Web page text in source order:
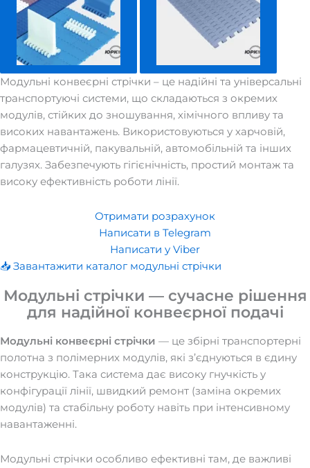
Модульні конвеєрні стрічки – це надійні та універсальні
транспортуючі системи, що складаються з окремих
модулів, стійких до зношування, хімічного впливу та
високих навантажень. Використовуються у харчовій,
фармацевтичній, пакувальній, автомобільній та інших
галузях. Забезпечують гігієнічність, простий монтаж та
високу ефективність роботи лінії.
Отримати розрахунок
Написати в Telegram
Написати у Viber
📥 Завантажити каталог модульні стрічки
Модульні стрічки — сучасне рішення
для надійної конвеєрної подачі
Модульні конвеєрні стрічки — це збірні транспортерні
полотна з полімерних модулів, які з’єднуються в єдину
конструкцію. Така система дає високу гнучкість у
конфігурації лінії, швидкий ремонт (заміна окремих
модулів) та стабільну роботу навіть при інтенсивному
навантаженні.
Модульні стрічки особливо ефективні там, де важливі